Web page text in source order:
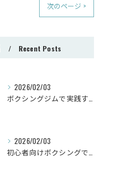
次のページ >
Recent Posts
2026/02/03
ボクシングジムで実践する筋肥大トレーニング術
2026/02/03
初心者向けボクシングでシェイプアップ運動メニュー